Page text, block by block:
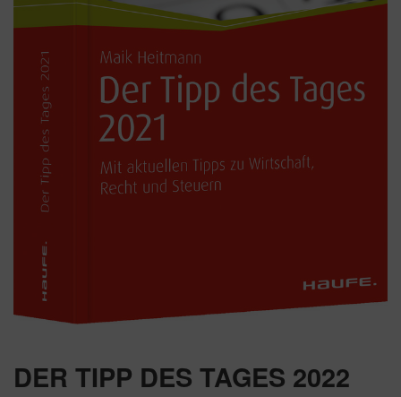
DER TIPP DES TAGES 2022